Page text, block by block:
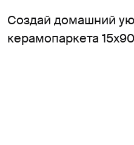
Создай домашний
керамопаркета 15x90